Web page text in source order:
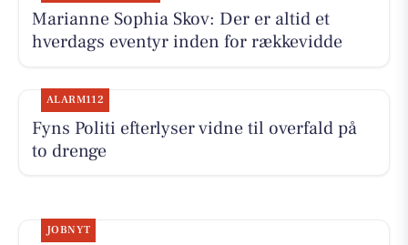
Marianne Sophia Skov: Der er altid et
hverdags eventyr inden for rækkevidde
ALARM112
Fyns Politi efterlyser vidne til overfald på
to drenge
JOBNYT